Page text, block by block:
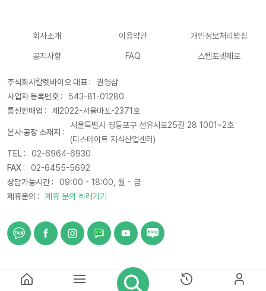
회사소개 이용약관 개인정보처리방침
공지사항 FAQ 스텝포넷제로
주식회사칼렛바이오 대표 :
권영삼
사업자 등록번호 :
543-81-01280
통신판매업 :
제2022-서울마포-2371호
본사·공장 소재지 :
서울특별시 영등포구 선유서로25길 28 1001~2호
(디스테이트 지식산업센터)
TEL :
02-6964-6930
FAX :
02-6455-5692
상담가능시간 :
09:00 - 18:00, 월 - 금
제휴문의 :
제휴 문의 하러가기
© 2021 CARETBIO. All rights reserved